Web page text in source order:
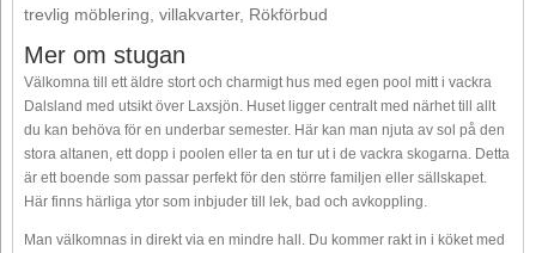
trevlig möblering, villakvarter, Rökförbud
Mer om stugan
Välkomna till ett äldre stort och charmigt hus med egen pool mitt i vackra
Dalsland med utsikt över Laxsjön. Huset ligger centralt med närhet till allt
du kan behöva för en underbar semester. Här kan man njuta av sol på den
stora altanen, ett dopp i poolen eller ta en tur ut i de vackra skogarna. Detta
är ett boende som passar perfekt för den större familjen eller sällskapet.
Här finns härliga ytor som inbjuder till lek, bad och avkoppling.
Man välkomnas in direkt via en mindre hall. Du kommer rakt in i köket med